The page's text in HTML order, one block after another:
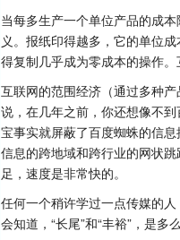
当每多生产一个单位产品的成
义。报纸印得越多，它的单位
得复制几乎成为零成本的操作
互联网的范围经济（通过多种
说，在几年之前，你还想像不
宝事实就屏蔽了百度蜘蛛的信
信息的跨地域和跨行业的网状
足，速度是非常快的。
任何一个稍许学过一点传媒的
会知道，“长尾”和“丰裕”，是多